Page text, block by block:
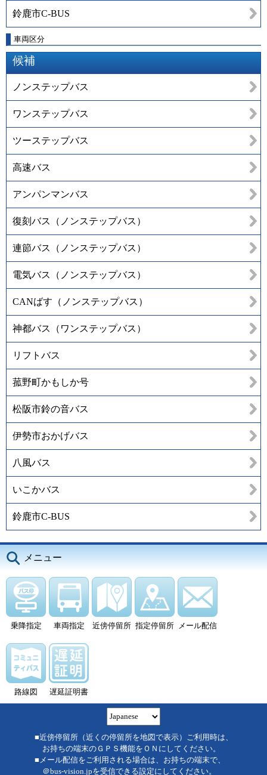
鈴鹿市C-BUS
車両区分
候補
ノンステップバス
ワンステップバス
ツーステップバス
高速バス
アンパンマンバス
復刻バス（ノンステップバス）
連節バス（ノンステップバス）
電気バス（ノンステップバス）
CANばす（ノンステップバス）
神都バス（ワンステップバス）
リフトバス
菰野町かもしか号
松阪市鈴の音バス
伊勢市おかげバス
八風バス
いこかバス
鈴鹿市C-BUS
メニュー
乗降指定 車両指定 近傍停留所 指定停留所 メール配信
路線図 遅延証明書
■近傍停留所（近くの停留所を地図で表示）ご利用時は、
お持ちの端末のＧＰＳ機能をＯＮにしてください。
■メール配信をご利用される場合は、お持ちの端末で、
＠bus-vision.jpを受信できる設定にしてください。